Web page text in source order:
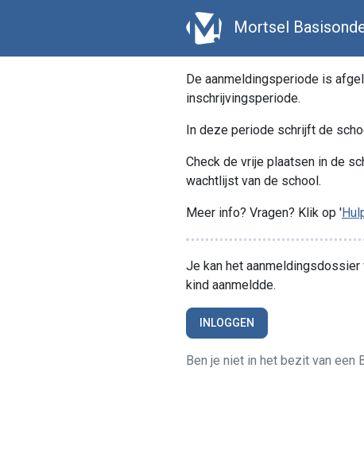
Mortsel
De aanmeldingsperiode is
inschrijvingsperiode.
In deze periode schrijft de
Check de vrije plaatsen in de
wachtlijst van de school.
Meer info? Vragen? Klik op '
Je kan het
kind aanmeldde.
INLOGGEN
Ben je niet in het bezit van een